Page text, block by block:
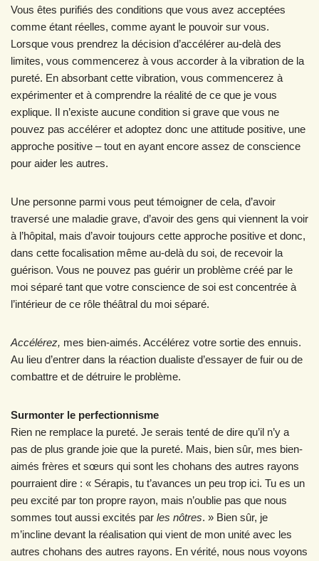
Vous êtes purifiés des conditions que vous avez acceptées
comme étant réelles, comme ayant le pouvoir sur vous.
Lorsque vous prendrez la décision d’accélérer au-delà des
limites, vous commencerez à vous accorder à la vibration de la
pureté. En absorbant cette vibration, vous commencerez à
expérimenter et à comprendre la réalité de ce que je vous
explique. Il n’existe aucune condition si grave que vous ne
pouvez pas accélérer et adoptez donc une attitude positive, une
approche positive – tout en ayant encore assez de conscience
pour aider les autres.
Une personne parmi vous peut témoigner de cela, d’avoir
traversé une maladie grave, d’avoir des gens qui viennent la voir
à l’hôpital, mais d’avoir toujours cette approche positive et donc,
dans cette focalisation même au-delà du soi, de recevoir la
guérison. Vous ne pouvez pas guérir un problème créé par le
moi séparé tant que votre conscience de soi est concentrée à
l’intérieur de ce rôle théâtral du moi séparé.
Accélérez, mes bien-aimés. Accélérez votre sortie des ennuis.
Au lieu d’entrer dans la réaction dualiste d’essayer de fuir ou de
combattre et de détruire le problème.
Surmonter le perfectionnisme
Rien ne remplace la pureté. Je serais tenté de dire qu’il n’y a
pas de plus grande joie que la pureté. Mais, bien sûr, mes bien-
aimés frères et sœurs qui sont les chohans des autres rayons
pourraient dire : « Sérapis, tu t’avances un peu trop ici. Tu es un
peu excité par ton propre rayon, mais n’oublie pas que nous
sommes tout aussi excités par les nôtres. » Bien sûr, je
m’incline devant la réalisation qui vient de mon unité avec les
autres chohans des autres rayons. En vérité, nous nous voyons